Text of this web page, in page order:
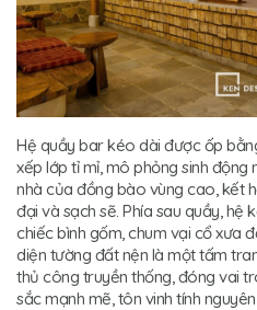
Hệ quầy bar kéo dài được ốp
xếp lớp tỉ mỉ, mô phỏng sinh
nhà của đồng bào vùng cao, kết
đại và sạch sẽ. Phía sau quầy, hệ
chiếc bình gốm, chum vại cổ xưa
diện tường đất nện là một tấm
thủ công truyền thống, đóng vai
sắc mạnh mẽ, tôn vinh tính